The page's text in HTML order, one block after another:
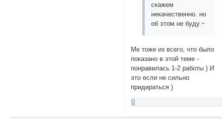
скажем
некачественно. но
об этом не буду.~
Ме тоже из всего, что было
показано в этой теме -
понравилась 1-2 работы ) И
это если не сильно
придираться )
0